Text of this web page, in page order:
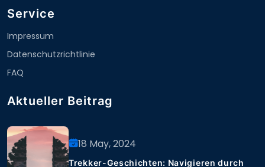
Service
Impressum
Datenschutzrichtlinie
FAQ
Aktueller Beitrag
18 May, 2024
Trekker-Geschichten: Navigieren durch